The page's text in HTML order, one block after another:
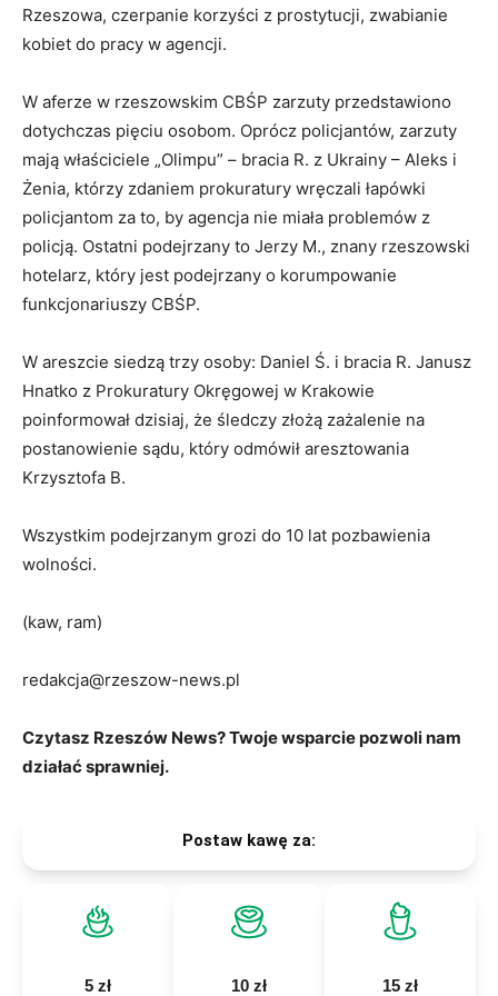
Rzeszowa, czerpanie korzyści z prostytucji, zwabianie
kobiet do pracy w agencji.
W aferze w rzeszowskim CBŚP zarzuty przedstawiono
dotychczas pięciu osobom. Oprócz policjantów, zarzuty
mają właściciele „Olimpu” – bracia R. z Ukrainy – Aleks i
Żenia, którzy zdaniem prokuratury wręczali łapówki
policjantom za to, by agencja nie miała problemów z
policją. Ostatni podejrzany to Jerzy M., znany rzeszowski
hotelarz, który jest podejrzany o korumpowanie
funkcjonariuszy CBŚP.
W areszcie siedzą trzy osoby: Daniel Ś. i bracia R. Janusz
Hnatko z Prokuratury Okręgowej w Krakowie
poinformował dzisiaj, że śledczy złożą zażalenie na
postanowienie sądu, który odmówił aresztowania
Krzysztofa B.
Wszystkim podejrzanym grozi do 10 lat pozbawienia
wolności.
(kaw, ram)
redakcja@rzeszow-news.pl
Czytasz Rzeszów News? Twoje wsparcie pozwoli nam
działać sprawniej.
Postaw kawę za:
5 zł 10 zł 15 zł